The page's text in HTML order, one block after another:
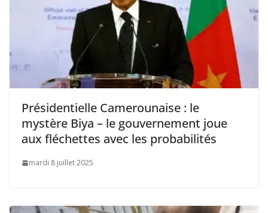
Présidentielle Camerounaise : le
mystère Biya – le gouvernement joue
aux fléchettes avec les probabilités
mardi 8 juillet 2025